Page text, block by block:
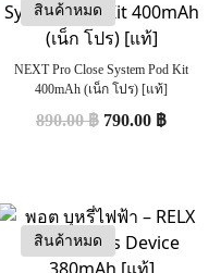
สินค้าหมด
NEXT Pro Close System Pod Kit
400mAh (เน็ก โปร) [แท้]
890.00฿ 790.00 ฿
สินค้าหมด